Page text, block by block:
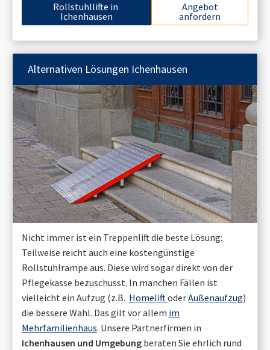
Rollstuhllifte in
Ichenhausen
Angebot
anfordern
Alternativen Lösungen Ichenhausen
Nicht immer ist ein Treppenlift die beste Lösung:
Teilweise reicht auch eine kostengünstige
Rollstuhlrampe aus. Diese wird sogar direkt von der
Pflegekasse bezuschusst. In manchen Fällen ist
vielleicht ein Aufzug (z.B. HomeliftoderAußenaufzug)
die bessere Wahl. Das gilt vor allem im
Mehrfamilienhaus. Unsere Partnerfirmen in
Ichenhausen und Umgebung beraten Sie ehrlich rund